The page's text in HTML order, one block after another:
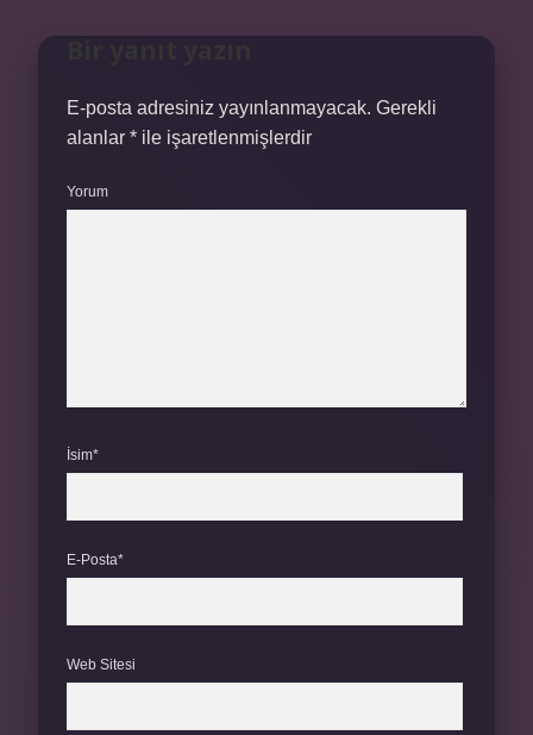
E-posta adresiniz yayınlanmayacak. Gerekli
alanlar * ile işaretlenmişlerdir
Yorum
İsim*
E-Posta*
Web Sitesi